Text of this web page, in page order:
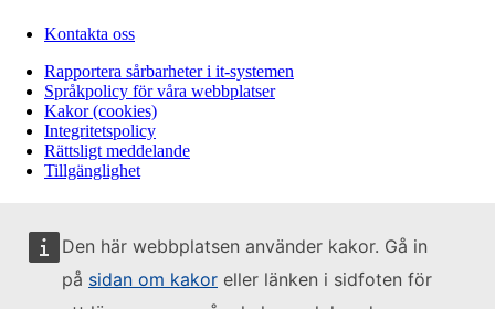
Den här webbplatsen använder kakor. Gå in
på sidan om kakor eller länken i sidfoten för
Kontakta oss
Rapportera sårbarheter i it-systemen
Språkpolicy för våra webbplatser
Kakor (cookies)
Integritetspolicy
Rättsligt meddelande
Tillgänglighet